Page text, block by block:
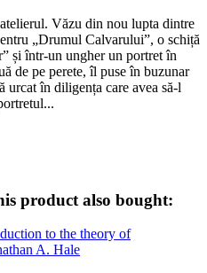
Văzu din nou lupta dintre
„Drumul Calvarului”, o schiță
și într-un ungher un portret în
de pe perete, îl puse în buzunar
urcat în diligența care avea să-l
product also bought: